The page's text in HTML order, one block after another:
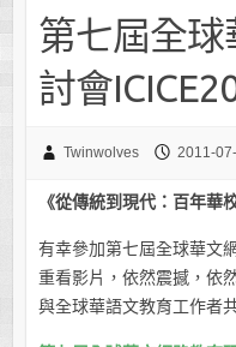
第七屆全
討會
Twinwolves 2011-
《從傳統到現代：百年華
有幸參加第七屆全球華文
重看影片，依然震撼，依
與全球華語文教育工作者